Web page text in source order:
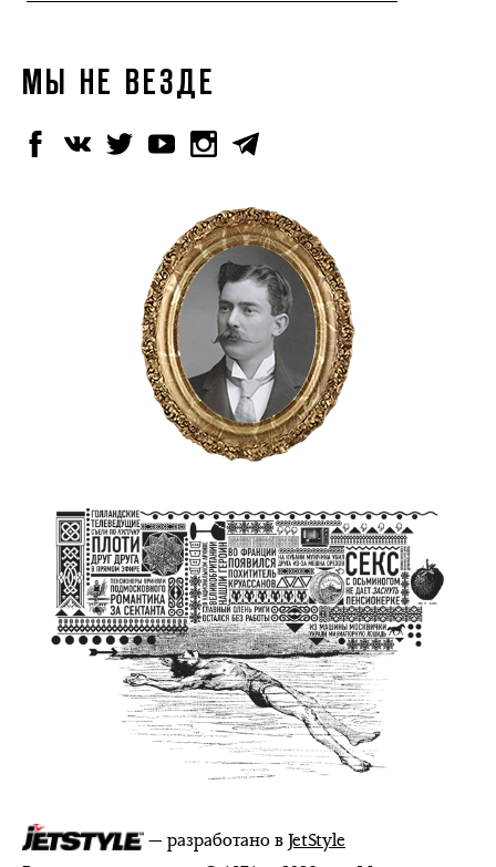
МЫ НЕ ВЕЗДЕ
— разработано вJetStyle